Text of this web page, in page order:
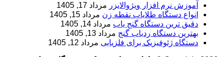
آموزش نرم‌ افزار ویژوالایزر مرداد 17, 1405
انواع دستگاه طلایاب نقطه زن مرداد 15, 1405
دقیق ترین دستگاه گنج یاب مرداد 14, 1405
بهترین دستگاه ردیاب گنج مرداد 13, 1405
دستگاه ژئوفیزیک برای فلزیابی مرداد 12, 1405